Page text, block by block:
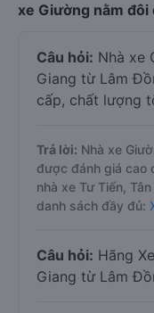
xe Giường nằm
Câu hỏi: Nhà xe
Giang từ Lâm
cấp, chất lượng
Trả lời: Nhà xe
được đánh giá cao
nhà xe Tư Tiến,
danh sách đầy đủ:
Câu hỏi: Hãng
Giang từ Lâm